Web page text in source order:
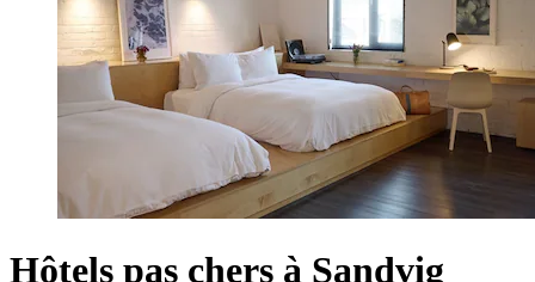
Hôtels pas chers à Sandvig